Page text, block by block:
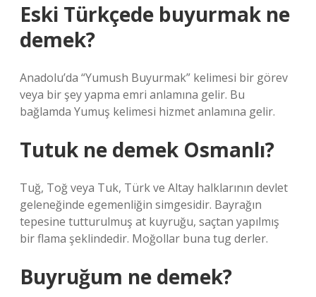
Eski Türkçede buyurmak ne
demek?
Anadolu’da “Yumush Buyurmak” kelimesi bir görev
veya bir şey yapma emri anlamına gelir. Bu
bağlamda Yumuş kelimesi hizmet anlamına gelir.
Tutuk ne demek Osmanlı?
Tuğ, Toğ veya Tuk, Türk ve Altay halklarının devlet
geleneğinde egemenliğin simgesidir. Bayrağın
tepesine tutturulmuş at kuyruğu, saçtan yapılmış
bir flama şeklindedir. Moğollar buna tug derler.
Buyruğum ne demek?